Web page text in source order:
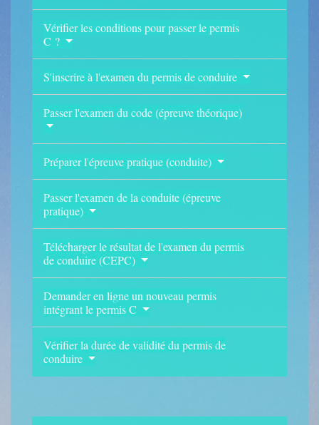
Vérifier les conditions pour passer le permis
C ?
S'inscrire à l'examen du permis de conduire
Passer l'examen du code (épreuve théorique)
Préparer l'épreuve pratique (conduite)
Passer l'examen de la conduite (épreuve
pratique)
Télécharger le résultat de l'examen du permis
de conduire (CEPC)
Demander en ligne un nouveau permis
intégrant le permis C
Vérifier la durée de validité du permis de
conduire